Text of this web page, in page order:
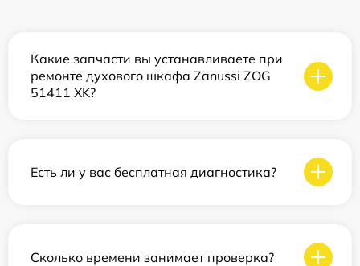
Какие запчасти вы устанавливаете при
ремонте духового шкафа Zanussi ZOG
51411 XK?
Есть ли у вас бесплатная диагностика?
Сколько времени занимает проверка?